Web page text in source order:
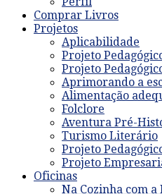
Comprar Livros
Projetos
Aplicabilidade
Projeto
Projeto
Aprimorando a
Alimentação
Folclore
Aventura Pré-
Turismo Literário
Projeto
Projeto
Oficinas
Na Cozinha com